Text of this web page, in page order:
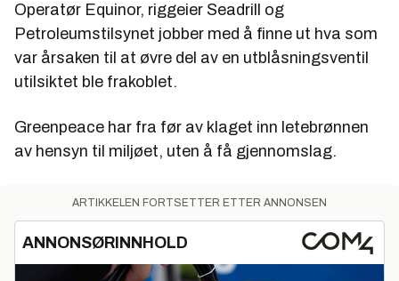
Operatør Equinor, riggeier Seadrill og
Petroleumstilsynet jobber med å finne ut hva som
var årsaken til at øvre del av en utblåsningsventil
utilsiktet ble frakoblet.
Greenpeace har fra før av klaget inn letebrønnen
av hensyn til miljøet, uten å få gjennomslag.
ARTIKKELEN FORTSETTER ETTER ANNONSEN
ANNONSØRINNHOLD